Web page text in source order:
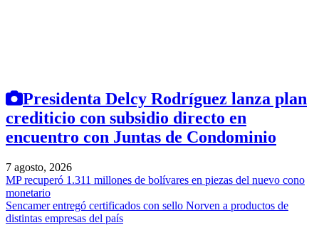
Presidenta Delcy Rodríguez lanza plan
crediticio con subsidio directo en
encuentro con Juntas de Condominio
7 agosto, 2026
MP recuperó 1.311 millones de bolívares en piezas del nuevo cono
monetario
Sencamer entregó certificados con sello Norven a productos de
distintas empresas del país